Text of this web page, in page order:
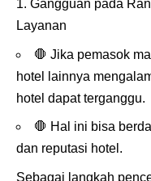
Gangguan pada
Layanan
🛑 Jika pemasok
hotel lainnya
hotel dapat terganggu.
🛑 Hal ini bisa
dan reputasi hotel.
Sebagai langkah